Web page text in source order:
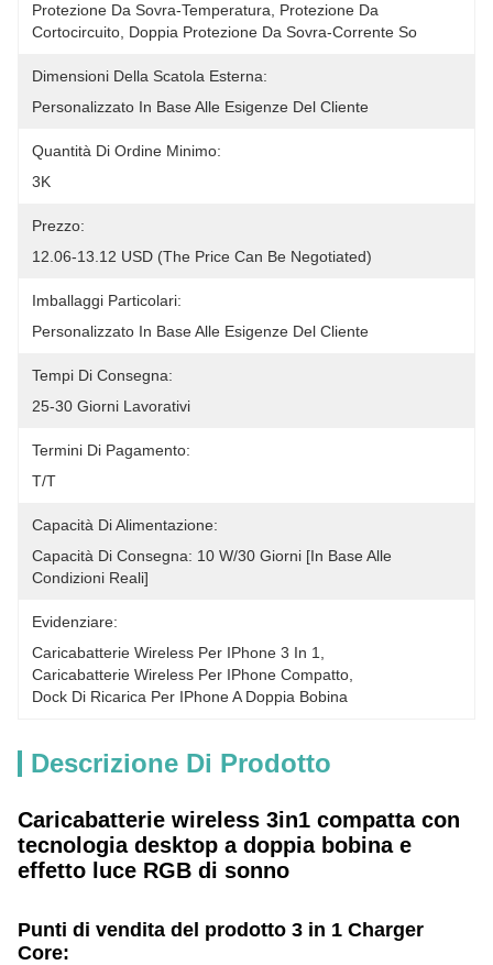
Protezione Da Sovra-Temperatura, Protezione Da
Cortocircuito, Doppia Protezione Da Sovra-Corrente So
Dimensioni Della Scatola Esterna:
Personalizzato In Base Alle Esigenze Del Cliente
Quantità Di Ordine Minimo:
3K
Prezzo:
12.06-13.12 USD (The Price Can Be Negotiated)
Imballaggi Particolari:
Personalizzato In Base Alle Esigenze Del Cliente
Tempi Di Consegna:
25-30 Giorni Lavorativi
Termini Di Pagamento:
T/T
Capacità Di Alimentazione:
Capacità Di Consegna: 10 W/30 Giorni [in Base Alle
Condizioni Reali]
Evidenziare:
Caricabatterie Wireless Per IPhone 3 In 1
Caricabatterie Wireless Per IPhone Compatto
Dock Di Ricarica Per IPhone A Doppia Bobina
Descrizione Di Prodotto
Caricabatterie wireless 3in1 compatta con
tecnologia desktop a doppia bobina e
effetto luce RGB di sonno
Punti di vendita del prodotto 3 in 1 Charger
Core: